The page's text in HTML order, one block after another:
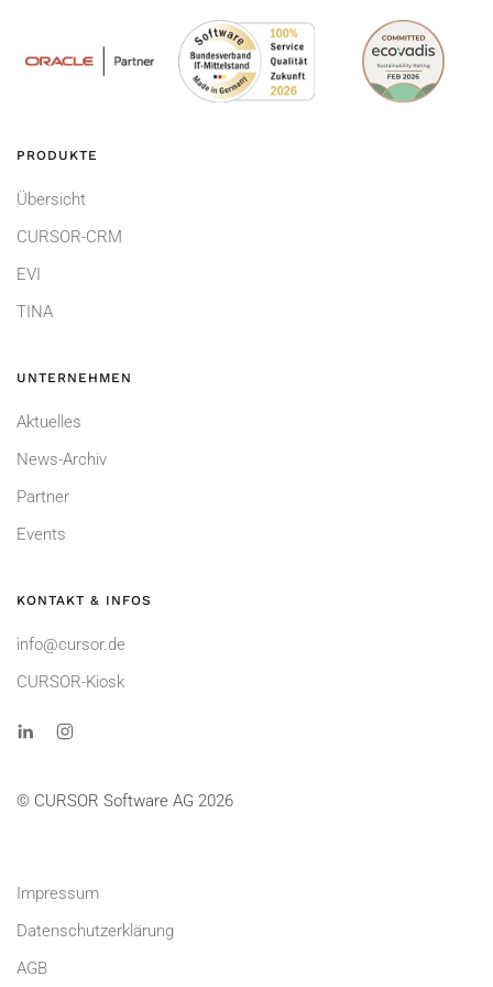
PRODUKTE
Übersicht
CURSOR-CRM
EVI
TINA
UNTERNEHMEN
Aktuelles
News-Archiv
Partner
Events
KONTAKT & INFOS
info@cursor.de
CURSOR-Kiosk
© CURSOR Software AG 2026
Impressum
Datenschutzerklärung
AGB